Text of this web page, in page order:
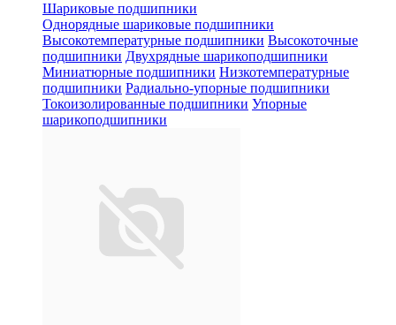
Шариковые подшипники
Однорядные шариковые подшипники
Высокотемпературные подшипники Высокоточные
подшипники Двухрядные шарикоподшипники
Миниатюрные подшипники Низкотемпературные
подшипники Радиально-упорные подшипники
Токоизолированные подшипники Упорные
шарикоподшипники